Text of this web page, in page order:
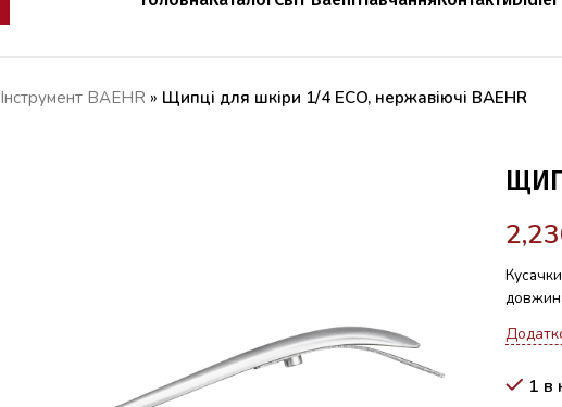
Iнструмент BAEHR » Щипці для шкіри 1/4 ECO, нержавіючі BAEHR
1 в